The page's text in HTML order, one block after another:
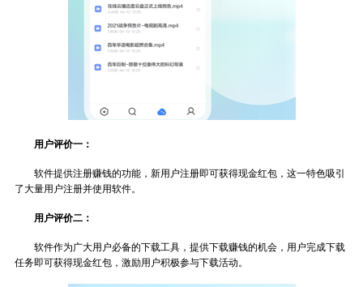
用户评价一：
软件提供注册赚钱的功能，新用户注册即可获得现金红包，这一特色吸引
了大量用户注册并使用软件。
用户评价二：
软件作为广大用户必备的下载工具，提供下载赚钱的机会，用户完成下载
任务即可获得现金红包，激励用户积极参与下载活动。